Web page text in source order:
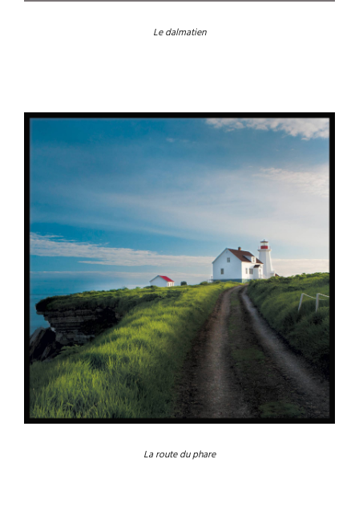
Le dalmatien
La route du phare